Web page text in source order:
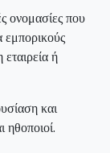
ονομασίες που
εμπορικούς
ή
και
ηθοποιοί.